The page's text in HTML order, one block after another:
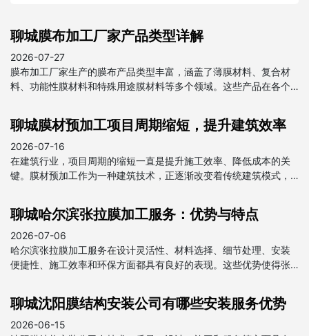
聊城膜布加工厂家产品类型详解
2026-07-27
膜布加工厂家生产的膜布产品类型丰富，涵盖了薄膜材料、复合材
料、功能性膜材料和特殊用途膜材料等多个领域。这些产品在各个
聊城膜材预加工项目周期缩短，提升建筑效率
2026-07-16
在建筑行业，项目周期的缩短一直是提升施工效率、降低成本的关
键。膜材预加工作为一种建筑技术，正逐渐改变着传统建筑模式，
聊城哈尔滨张拉膜加工服务：优势与特点
2026-07-06
哈尔滨张拉膜加工服务在设计灵活性、材料选择、细节处理、安装
便捷性、施工效率和环保方面都具有良好的表现。这些优势使得张
一部分。
聊城沈阳膜结构安装公司有哪些安装服务优势
2026-06-15